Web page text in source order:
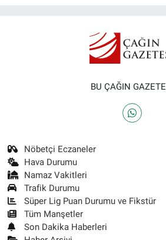
BU ÇAĞIN
Nöbetçi Eczaneler
Hava Durumu
Namaz Vakitleri
Trafik Durumu
Süper Lig Puan Durumu ve Fikstür
Tüm Manşetler
Son Dakika Haberleri